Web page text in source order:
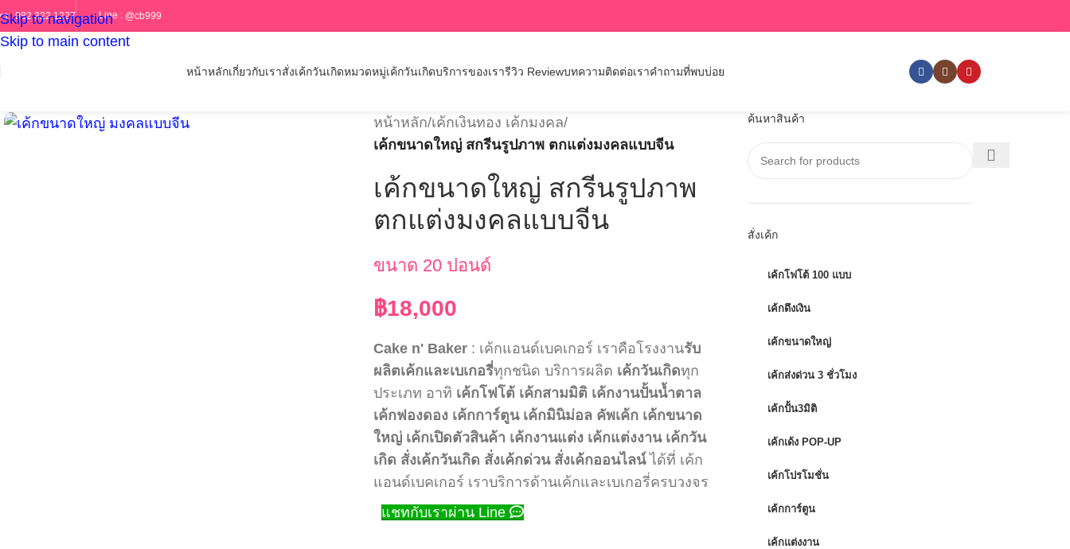
Skip to navigation
Skip to main content
ร : 082 322 1227 Line : @cb999
หน้าหลักเกี่ยวกับเราสั่งเค้กวันเกิดหมวดหมู่เค้กวันเกิดบริการของเรารีวิว Reviewบทความติดต่อเราคำถามที่พบบ่อย
หน้าหลัก/เค้กเงินทอง เค้กมงคล/
เค้กขนาดใหญ่ สกรีนรูปภาพ ตกแต่งมงคลแบบจีน
เค้กขนาดใหญ่ สกรีนรูปภาพ
ตกแต่งมงคลแบบจีน
ขนาด 20 ปอนด์
฿18,000
Cake n' Baker : เค้กแอนด์เบคเกอร์ เราคือโรงงานรับ
ผลิตเค้กและเบเกอรี่ทุกชนิด บริการผลิต เค้กวันเกิดทุก
ประเภท อาทิ เค้กโฟโต้ เค้กสามมิติ เค้กงานปั้นน้ำตาล
เค้กฟองดอง เค้กการ์ตูน เค้กมินิม่อล คัพเค้ก เค้กขนาด
ใหญ่ เค้กเปิดตัวสินค้า เค้กงานแต่ง เค้กแต่งงาน เค้กวัน
เกิด สั่งเค้กวันเกิด สั่งเค้กด่วน สั่งเค้กออนไลน์ได้ที่ เค้ก
แอนด์เบคเกอร์ เราบริการด้านเค้กและเบเกอรี่ครบวงจร
แชทกับเราผ่าน Line
ค้นหาสินค้า
สั่งเค้ก
เค้กโฟโต้ 100 แบบ
เค้กดึงเงิน
เค้กขนาดใหญ่
เค้กส่งด่วน 3 ชั่วโมง
เค้กปั้น3มิติ
เค้กเด้ง POP-UP
เค้กโปรโมชั่น
เค้กการ์ตูน
เค้กแต่งงาน